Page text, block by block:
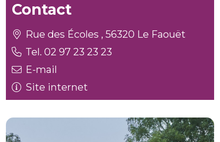
Contact
Rue des Écoles , 56320 Le Faouët
Tel. 02 97 23 23 23
E-mail
Site internet